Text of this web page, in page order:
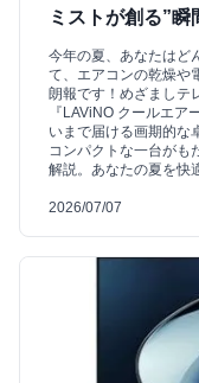
ミストが創る”
今年の夏、あなたはど
て、エアコンの乾燥や
朗報です！めざましテ
『LAViNO クールエ
いまで届ける画期的な
コンパクトな一台がも
解説。あなたの夏を快
2026/07/07